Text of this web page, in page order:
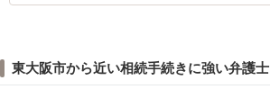
東大阪市から近い相続手続きに強い弁護士